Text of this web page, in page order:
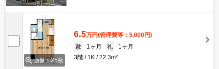
画像：25枚
6.5万円(管理費等：5,000円)
敷
1ヶ月 礼
1ヶ月
3階
1K 22.3m²